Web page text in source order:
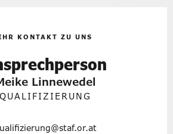
KONTAKT ZU UNS
Linnewedel
QUALIFIZIERUNG